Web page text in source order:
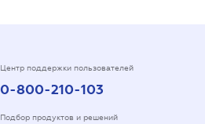
Центр поддержки пользователей
0-800-210-103
Подбор продуктов и решений